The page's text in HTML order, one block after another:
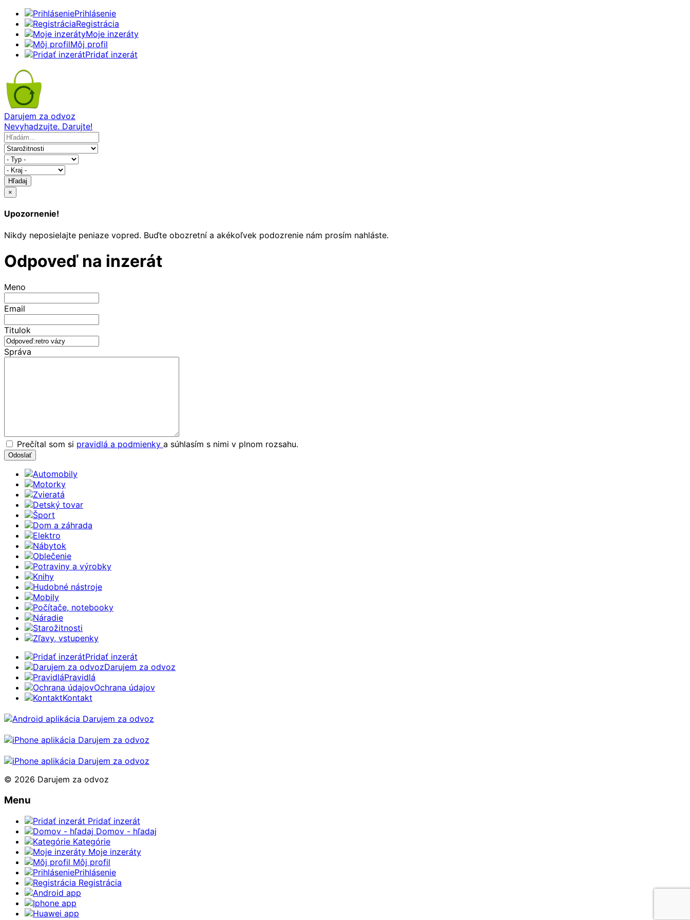
Prihlásenie
Registrácia
Moje inzeráty
Môj profil
Pridať inzerát
Darujem za odvoz
Nevyhadzujte. Darujte!
Hľadaj
×
Upozornenie!
Nikdy neposielajte peniaze vopred. Buďte obozretní a akékoľvek podozrenie nám prosím nahláste.
Odpoveď na inzerát
Meno
Email
Titulok
Správa
Prečítal som si pravidlá a podmienky a súhlasím s nimi v plnom rozsahu.
Automobily
Motorky
Zvieratá
Detský tovar
Šport
Dom a záhrada
Elektro
Nábytok
Oblečenie
Potraviny a výrobky
Knihy
Hudobné nástroje
Mobily
Počítače, notebooky
Náradie
Starožitnosti
Zľavy, vstupenky
Pridať inzerát
Darujem za odvoz
Pravidlá
Ochrana údajov
Kontakt
© 2026 Darujem za odvoz
Menu
Pridať inzerát
Domov - hľadaj
Kategórie
Moje inzeráty
Môj profil
Prihlásenie
Registrácia